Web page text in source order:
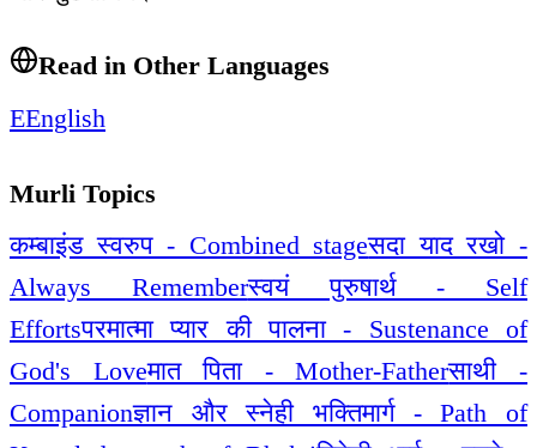
Read in Other Languages
EEnglish
Murli Topics
कम्बाइंड स्वरुप - Combined stageसदा याद रखो -
Always Rememberस्वयं पुरुषार्थ - Self
Effortsपरमात्मा प्यार की पालना - Sustenance of
God's Loveमात पिता - Mother-Fatherसाथी -
Companionज्ञान और स्नेही भक्तिमार्ग - Path of